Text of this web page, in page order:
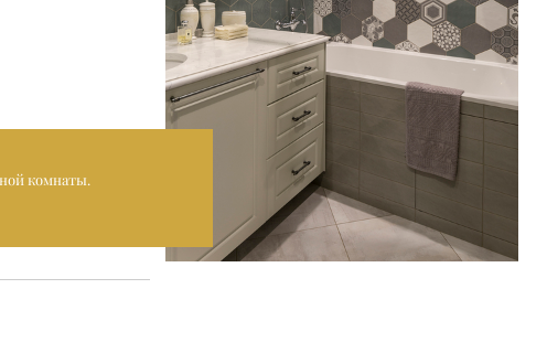
комнаты.